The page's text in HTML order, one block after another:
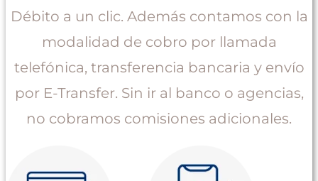
Débito a un clic. Además contamos con la
modalidad de cobro por llamada
telefónica, transferencia bancaria y envío
por E-Transfer. Sin ir al banco o agencias,
no cobramos comisiones adicionales.